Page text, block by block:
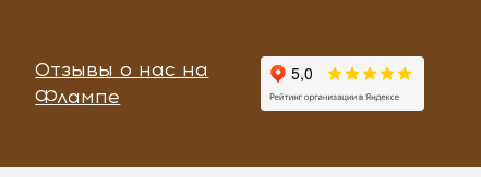
Отзывы о нас на
Флампе